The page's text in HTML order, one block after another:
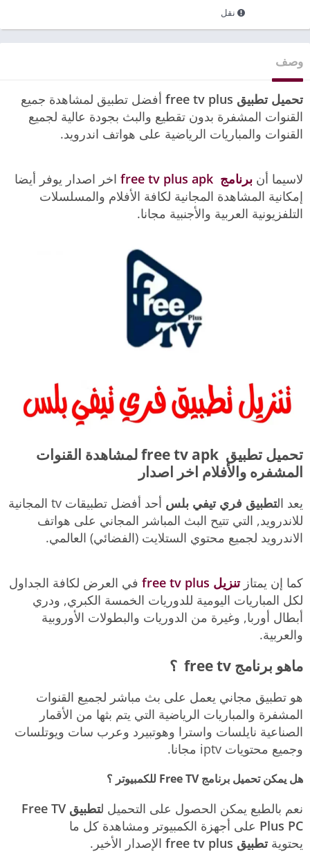
نقل
وصف
تحميل تطبيق free tv plus
أفضل تطبيق لمشاهدة جميع
القنوات المشفرة بدون تقطيع والبث بجودة عالية لجميع
القنوات والمباريات الرياضية على هواتف اندرويد.
لاسيما أن برنامج free tv plus apk
اخر اصدار يوفر أيضا
إمكانية المشاهدة المجانية لكافة الأفلام والمسلسلات
التلفزيونية العربية والأجنبية مجانا.
تحميل تطبيق free tv apk لمشاهدة القنوات
المشفره والأفلام اخر اصدار
يعد التطبيق فري تيفي بلس
أحد أفضل تطبيقات tv المجانية
للاندرويد, التي تتيح البث المباشر المجاني على هواتف
الاندرويد لجميع محتوي الستلايت (الفضائي) العالمي.
كما إن يمتازتنزيل free tv plus
في العرض لكافة الجداول
لكل المباريات اليومية للدوريات الخمسة الكبري, ودري
أبطال أوربا, وغيرة من الدوريات والبطولات الأوروبية
والعربية.
ماهو برنامج free tv ؟
هو تطبيق مجاني يعمل على بث مباشر لجميع القنوات
المشفرة والمباريات الرياضية التي يتم بثها من الأقمار
الصناعية نايلسات واسترا وهوتبيرد وعرب سات ويوتلسات
وجميع محتويات iptv مجانا.
هل يمكن تحميل برنامج Free TV للكمبيوتر ؟
نعم بالطبع يمكن الحصول على التحميل ل
تطبيق Free TV
Plus PC على أجهزة الكمبيوتر ومشاهدة كل ما
يحتويةتطبيق free tv plus الإصدار الأخير.